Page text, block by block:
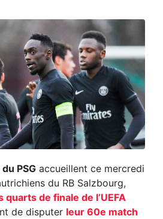
PSG accueillent ce mercredi
du RB Salzbourg,
de finale de l’UEFA
de disputer leur 60e match